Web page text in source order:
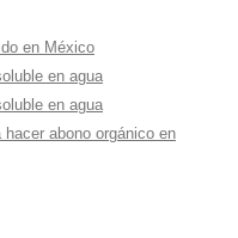
en México
en agua
en agua
abono orgánico en